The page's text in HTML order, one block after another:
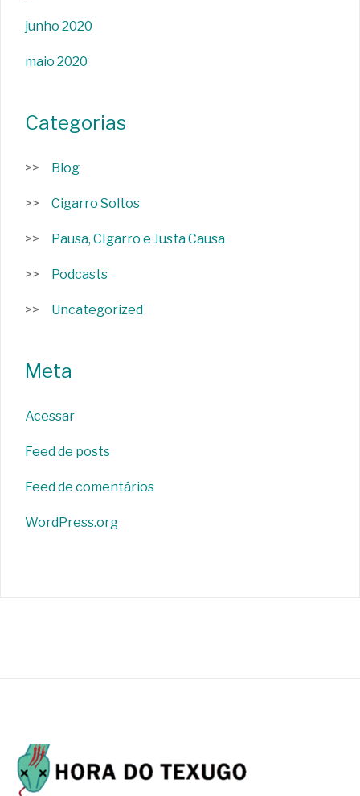
junho 2020
maio 2020
Categorias
Blog
Cigarro Soltos
Pausa, CIgarro e Justa Causa
Podcasts
Uncategorized
Meta
Acessar
Feed de posts
Feed de comentários
WordPress.org